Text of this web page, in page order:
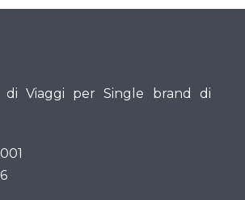
di Viaggi per Single brand di